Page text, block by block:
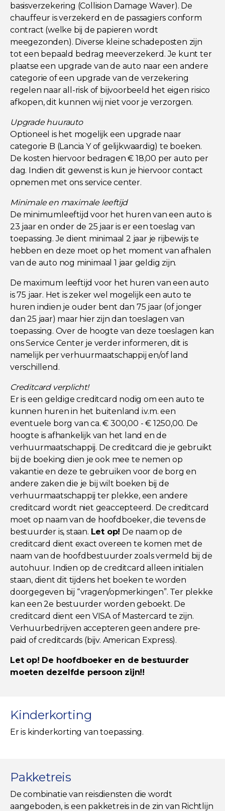
basisverzekering (Collision Damage Waver). De
chauffeur is verzekerd en de passagiers conform
contract (welke bij de papieren wordt
meegezonden). Diverse kleine schadeposten zijn
tot een bepaald bedrag meeverzekerd. Je kunt ter
plaatse een upgrade van de auto naar een andere
categorie of een upgrade van de verzekering
regelen naar all-risk of bijvoorbeeld het eigen risico
afkopen, dit kunnen wij niet voor je verzorgen.
Upgrade huurauto
Optioneel is het mogelijk een upgrade naar
categorie B (Lancia Y of gelijkwaardig) te boeken.
De kosten hiervoor bedragen € 18,00 per auto per
dag. Indien dit gewenst is kun je hiervoor contact
opnemen met ons service center.
Minimale en maximale leeftijd
De minimumleeftijd voor het huren van een auto is
23 jaar en onder de 25 jaar is er een toeslag van
toepassing. Je dient minimaal 2 jaar je rijbewijs te
hebben en deze moet op het moment van afhalen
van de auto nog minimaal 1 jaar geldig zijn.
De maximum leeftijd voor het huren van een auto
is 75 jaar. Het is zeker wel mogelijk een auto te
huren indien je ouder bent dan 75 jaar (of jonger
dan 25 jaar) maar hier zijn dan toeslagen van
toepassing. Over de hoogte van deze toeslagen kan
ons Service Center je verder informeren, dit is
namelijk per verhuurmaatschappij en/of land
verschillend.
Creditcard verplicht!
Er is een geldige creditcard nodig om een auto te
kunnen huren in het buitenland i.v.m. een
eventuele borg van ca. € 300,00 - € 1250,00. De
hoogte is afhankelijk van het land en de
verhuurmaatschappij. De creditcard die je gebruikt
bij de boeking dien je ook mee te nemen op
vakantie en deze te gebruiken voor de borg en
andere zaken die je bij wilt boeken bij de
verhuurmaatschappij ter plekke, een andere
creditcard wordt niet geaccepteerd. De creditcard
moet op naam van de hoofdboeker, die tevens de
bestuurder is, staan. Let op! De naam op de
creditcard dient exact overeen te komen met de
naam van de hoofdbestuurder zoals vermeld bij de
autohuur. Indien op de creditcard alleen initialen
staan, dient dit tijdens het boeken te worden
doorgegeven bij “vragen/opmerkingen”. Ter plekke
kan een 2e bestuurder worden geboekt. De
creditcard dient een VISA of Mastercard te zijn.
Verhuurbedrijven accepteren geen andere pre-
paid of creditcards (bijv. American Express).
Let op! De hoofdboeker en de bestuurder
moeten dezelfde persoon zijn!!
Kinderkorting
Er is kinderkorting van toepassing.
Pakketreis
De combinatie van reisdiensten die wordt
aangeboden, is een pakketreis in de zin van Richtlijn